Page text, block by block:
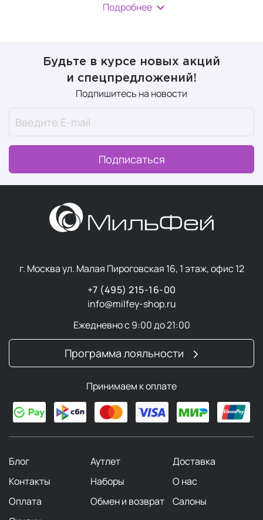
уверенно в любой ситуации. Главное — найти баланс
между эффективностью и комфортом, чтобы уход
приносил не только результат, но и удовольствие.
Особенности мужской кожи лица
Мужская кожа имеет ряд существенных отличий от
женской, что требует особого подхода к уходу.
плотному коллагеновому слою.
Содержит больше сальных желез и интенсивнее
вырабатывает себум.
При этом мужская кожа более подвержена
раздражениям, особенно после бритья.
Мужская кожа подвержена различным проблемам,
таким как акне, черные точки и возрастные изменения.
Для борьбы с ними рекомендуется
средства со специальными
компонентами.
лица
Очищение
— фундаментальный этап, от которого
зависит эффективность всех последующих
Подробнее
Будьте в курсе новых акций
и спецпредложений!
Подпишитесь на новости
Подписаться
г. Москва ул. Малая Пироговская 16, 1 этаж, офис 12
+7 (495) 215-16-00
info@milfey-shop.ru
Ежедневно с 9:00 до 21:00
Программа лояльности
Принимаем к оплате
Блог Аутлет
Доставка
Контакты
Наборы
О нас
Оплата
Обмен и возврат
Салоны